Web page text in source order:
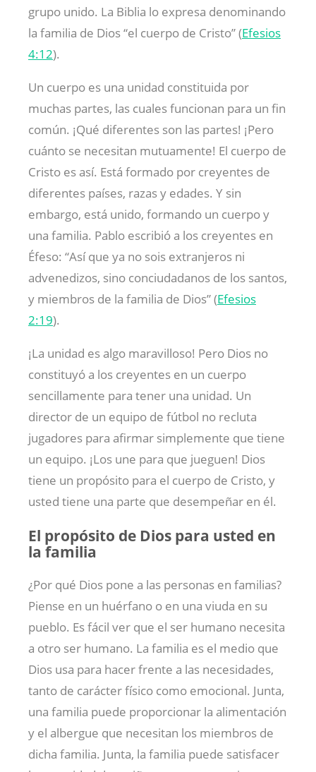
grupo unido. La Biblia lo expresa denominando
la familia de Dios “el cuerpo de Cristo” (Efesios
4:12).
Un cuerpo es una unidad constituida por
muchas partes, las cuales funcionan para un fin
común. ¡Qué diferentes son las partes! ¡Pero
cuánto se necesitan mutuamente! El cuerpo de
Cristo es así. Está formado por creyentes de
diferentes países, razas y edades. Y sin
embargo, está unido, formando un cuerpo y
una familia. Pablo escribió a los creyentes en
Éfeso: “Así que ya no sois extranjeros ni
advenedizos, sino conciudadanos de los santos,
y miembros de la familia de Dios” (Efesios
2:19).
¡La unidad es algo maravilloso! Pero Dios no
constituyó a los creyentes en un cuerpo
sencillamente para tener una unidad. Un
director de un equipo de fútbol no recluta
jugadores para afirmar simplemente que tiene
un equipo. ¡Los une para que jueguen! Dios
tiene un propósito para el cuerpo de Cristo, y
usted tiene una parte que desempeñar en él.
El propósito de Dios para usted en
la familia
¿Por qué Dios pone a las personas en familias?
Piense en un huérfano o en una viuda en su
pueblo. Es fácil ver que el ser humano necesita
a otro ser humano. La familia es el medio que
Dios usa para hacer frente a las necesidades,
tanto de carácter físico como emocional. Junta,
una familia puede proporcionar la alimentación
y el albergue que necesitan los miembros de
dicha familia. Junta, la familia puede satisfacer